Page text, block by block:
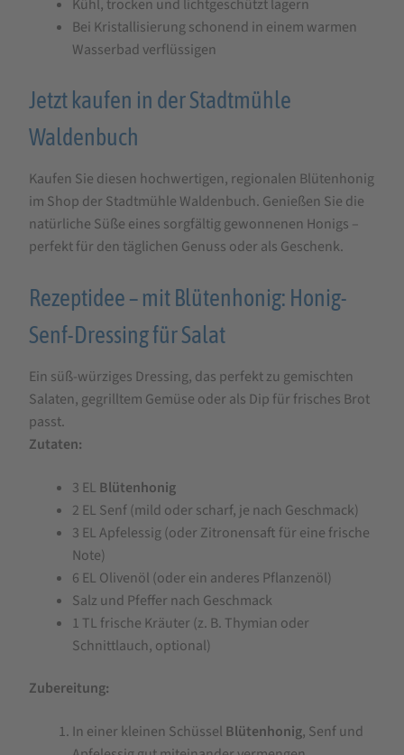
Kühl, trocken und lichtgeschützt lagern
Bei Kristallisierung schonend in einem warmen
Wasserbad verflüssigen
Jetzt kaufen in der Stadtmühle
Waldenbuch
Kaufen Sie diesen hochwertigen, regionalen Blütenhonig
im Shop der Stadtmühle Waldenbuch. Genießen Sie die
natürliche Süße eines sorgfältig gewonnenen Honigs –
perfekt für den täglichen Genuss oder als Geschenk.
Rezeptidee – mit Blütenhonig: Honig-
Senf-Dressing für Salat
Ein süß-würziges Dressing, das perfekt zu gemischten
Salaten, gegrilltem Gemüse oder als Dip für frisches Brot
passt.
Zutaten:
3 EL Blütenhonig
2 EL Senf (mild oder scharf, je nach Geschmack)
3 EL Apfelessig (oder Zitronensaft für eine frische
Note)
6 EL Olivenöl (oder ein anderes Pflanzenöl)
Salz und Pfeffer nach Geschmack
1 TL frische Kräuter (z. B. Thymian oder
Schnittlauch, optional)
Zubereitung:
In einer kleinen Schüssel Blütenhonig, Senf und